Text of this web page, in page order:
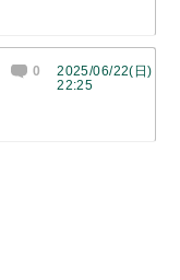
0
2025/06/22(日)
22:25